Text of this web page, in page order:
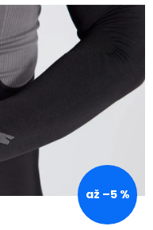
až –5 %